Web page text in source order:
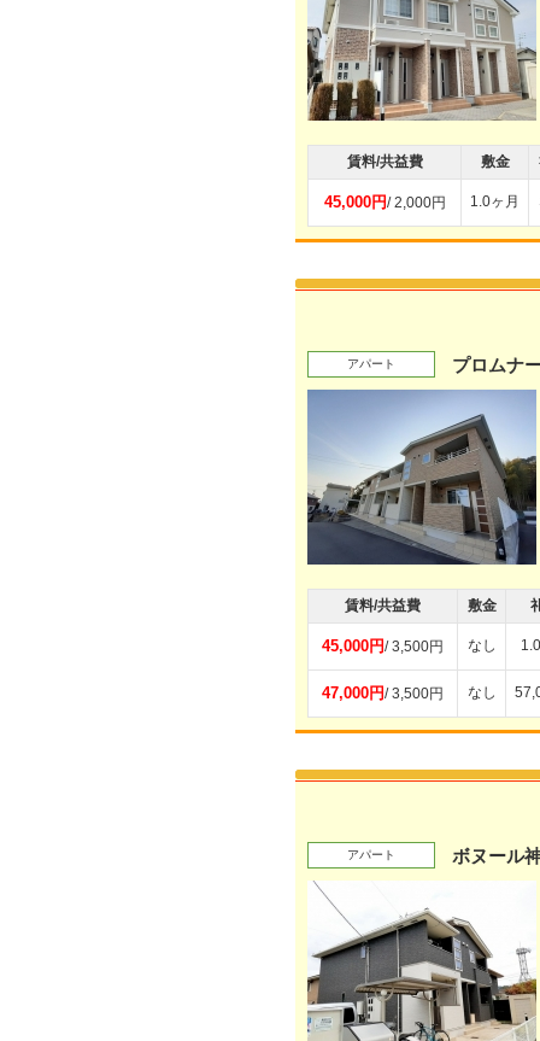
賃料/共益費 敷金
45,000円/ 2,000円 1.0ヶ月
アパート プロムナ
賃料/共益費 敷金
45,000円/ 3,500円 なし
47,000円/ 3,500円 なし
アパート ボヌール